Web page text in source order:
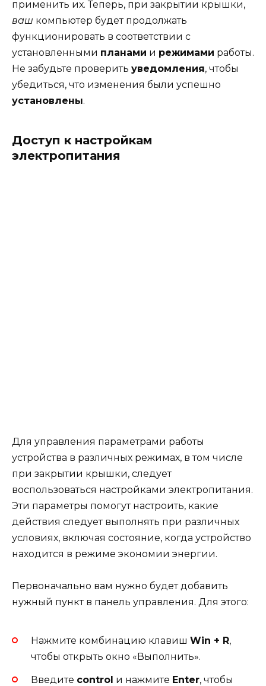
применить их. Теперь, при закрытии крышки,
ваш компьютер будет продолжать
функционировать в соответствии с
установленными планами и режимами работы.
Не забудьте проверить уведомления, чтобы
убедиться, что изменения были успешно
установлены.
Доступ к настройкам
электропитания
Для управления параметрами работы
устройства в различных режимах, в том числе
при закрытии крышки, следует
воспользоваться настройками электропитания.
Эти параметры помогут настроить, какие
действия следует выполнять при различных
условиях, включая состояние, когда устройство
находится в режиме экономии энергии.
Первоначально вам нужно будет добавить
нужный пункт в панель управления. Для этого:
Нажмите комбинацию клавиш Win + R,
чтобы открыть окно «Выполнить».
Введите control и нажмите Enter, чтобы